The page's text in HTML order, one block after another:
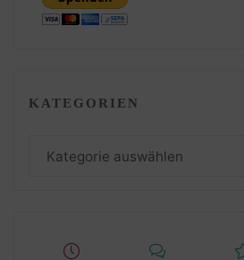
KATEGORIEN